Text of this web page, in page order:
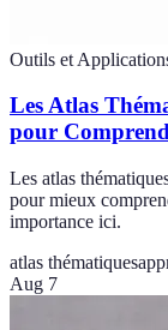
Outils et
Les Atlas
pour
Les atlas
pour mieux
importance ici.
atlas thématiques
Aug 7